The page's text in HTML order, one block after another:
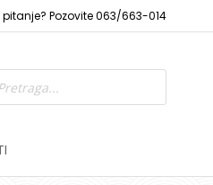
Pozovite 063/663-014